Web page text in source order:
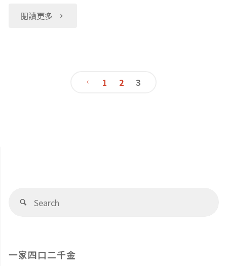
公
蒙
梭
閱讀更多
"【幼
梭
1 2 3
Search
一家四口二千金